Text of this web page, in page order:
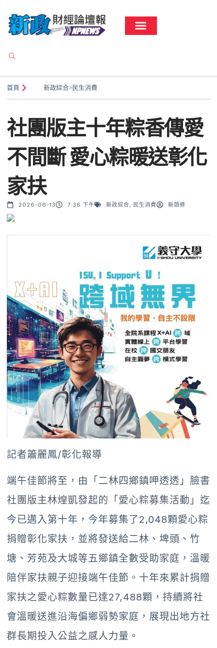
首頁 新政綜合>民生消費
社團版主十年粽香傳愛
不間斷 愛心粽暖送彰化
家扶
2026-06-13 7:36 下午 新政綜合 民生消費 新頭條
記者簫麗鳳/彰化報導
端午佳節將至，由「二林四鄉鎮呷透透」臉書
社團版主林煌凱發起的「愛心粽募集活動」迄
今已邁入第十年，今年募集了2,048顆愛心粽
捐贈彰化家扶，並將發送給二林、埤頭、竹
塘、芳苑及大城等五鄉鎮全數受助家庭，溫暖
陪伴家扶親子迎接端午佳節。十年來累計捐贈
家扶之愛心粽數量已達27,488顆，持續將社
會溫暖送進沿海偏鄉弱勢家庭，展現出地方社
群長期投入公益之感人力量。